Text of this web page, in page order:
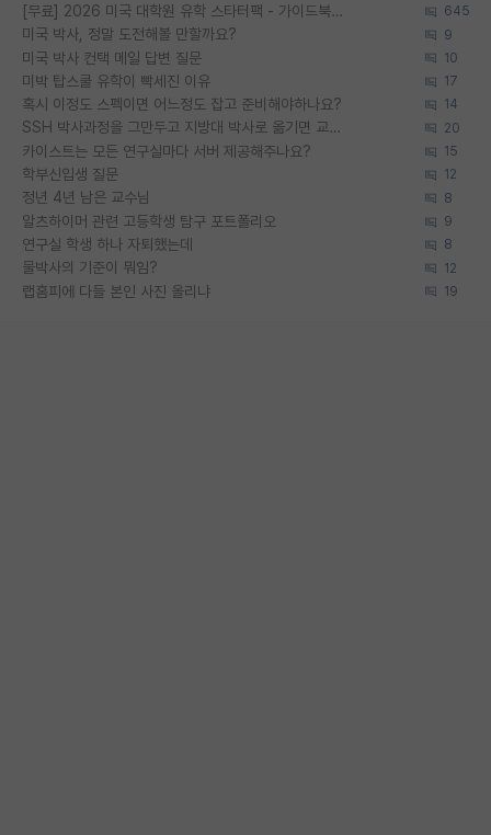
[무료] 2026 미국 대학원 유학 스타터팩 - 가이드북 & 합격자 컨택메일 템플릿 645
미국 박사, 정말 도전해볼 만할까요? 9
미국 박사 컨택 메일 답변 질문 10
미박 탑스쿨 유학이 빡세진 이유 17
혹시 이정도 스펙이면 어느정도 잡고 준비해야하나요? 14
SSH 박사과정을 그만두고 지방대 박사로 옮기면 교수의 꿈은 끝일까요? 20
카이스트는 모든 연구실마다 서버 제공해주나요? 15
학부신입생 질문 12
정년 4년 남은 교수님 8
알츠하이머 관련 고등학생 탐구 포트폴리오 9
연구실 학생 하나 자퇴했는데 8
물박사의 기준이 뭐임? 12
랩홈피에 다들 본인 사진 올리냐 19